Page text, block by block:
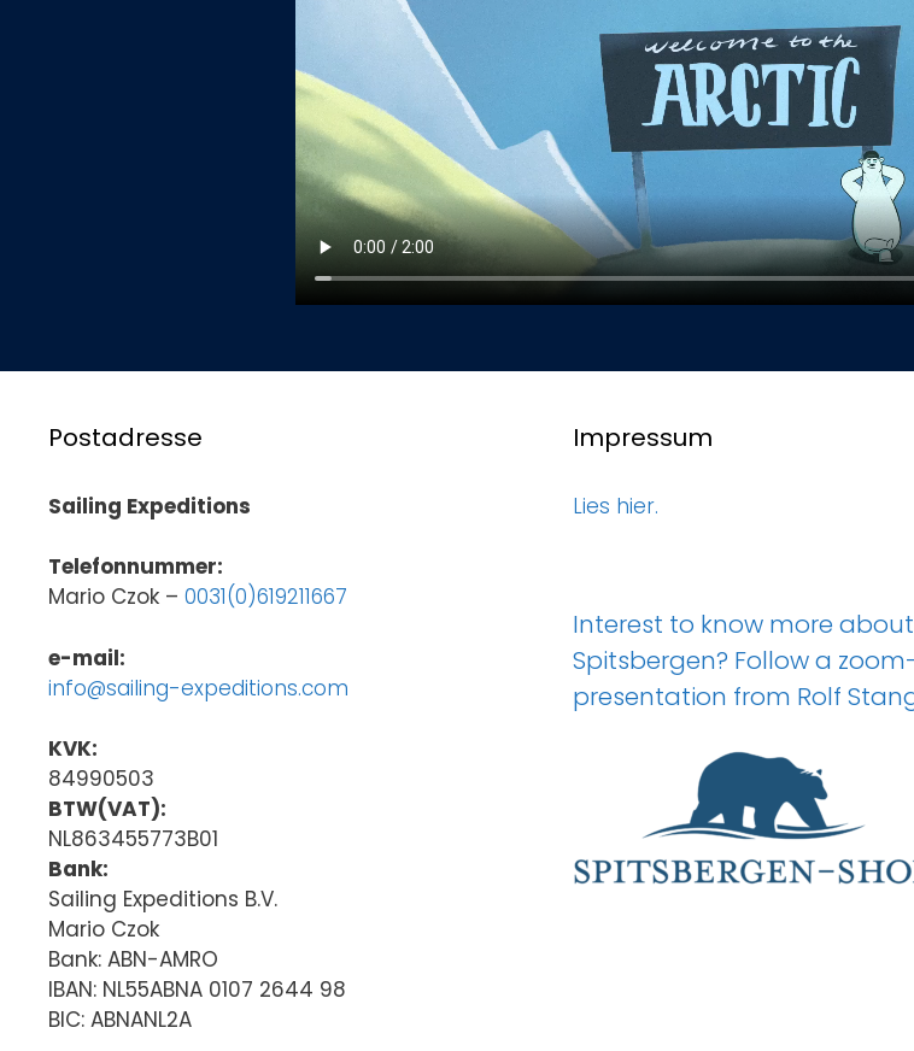
Postadresse
Sailing Expeditions
Telefonnummer:
Mario Czok – 0031(0)619211667
e-mail:
info@sailing-expeditions.com
KVK:
84990503
BTW(VAT):
NL863455773B01
Bank:
Sailing Expeditions B.V.
Mario Czok
Bank: ABN-AMRO
IBAN: NL55ABNA 0107 2644 98
BIC: ABNANL2A
Impressum
Lies hier.
Interest to know more about
Spitsbergen? Follow a
presentation from Rolf